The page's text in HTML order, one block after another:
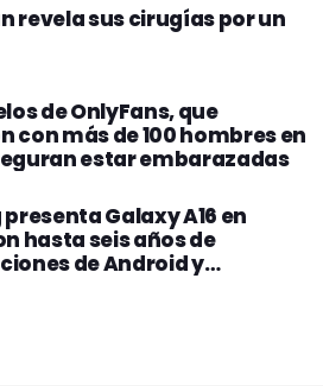
revela sus cirugías por un
de OnlyFans, que
con más de 100 hombres en
estar embarazadas
Galaxy A16 en
hasta seis años de
de Android y